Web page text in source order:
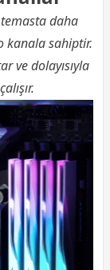
temasta daha
kanala sahiptir.
ve dolayısıyla